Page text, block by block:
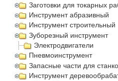
Заготовки для токарных
Инструмент абразивный
Инструмент строительный
Зуборезный инструмент
Электродвигатели
Пневмоинструмент
Запасные части для
Инструмент